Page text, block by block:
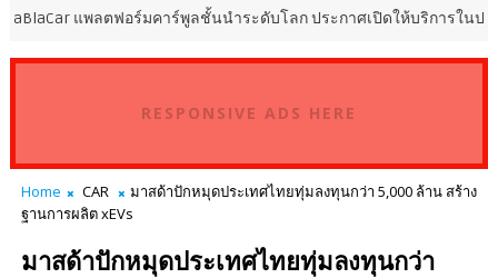
ตฟอร์มคาร์พูลชั้นนำระดับโลก ประกาศเปิดให้บริการในประเทศไทย
RESPONSIVE ADS HERE
Home CAR
มาสด้าปักหมุดประเทศไทยทุ่มลงทุนกว่า 5,000 ล้าน สร้าง
ฐานการผลิต xEVs
มาสด้าปักหมุดประเทศไทยทุ่มลงทุนกว่า